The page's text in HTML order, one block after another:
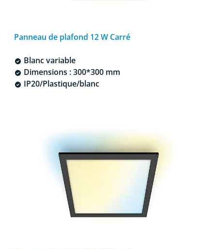
Panneau de plafond 12 W Carré
Blanc variable
Dimensions : 300*300 mm
IP20/Plastique/blanc